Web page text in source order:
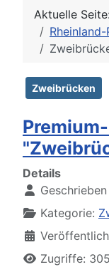
Aktuelle
Zweibrücken
Details
Kategorie:
Zugriffe: 305